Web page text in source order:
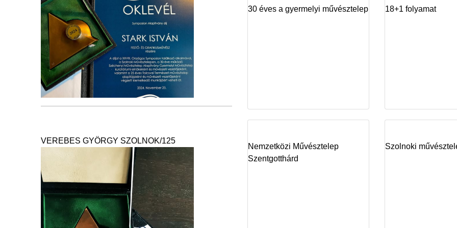
VEREBES GYÖRGY SZOLNOK/125
30 éves a gyermelyi művésztelep 18+1 folyamat
Nemzetközi Művésztelep
Szentgotthárd
Szolnoki